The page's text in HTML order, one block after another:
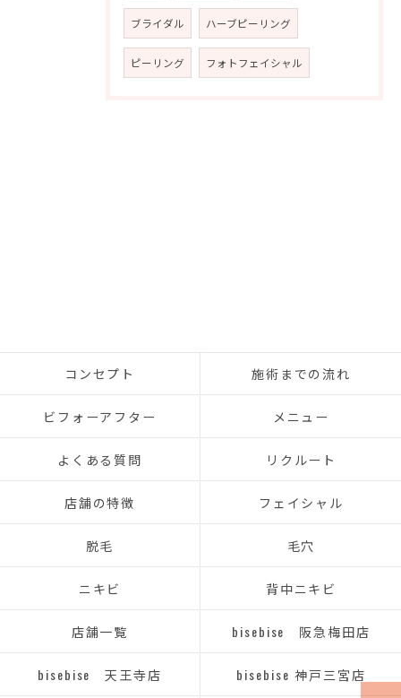
ブライダル ハーブピーリング
ピーリング フォトフェイシャル
コンセプト 施術までの流れ
ビフォーアフター メニュー
よくある質問 リクルート
店舗の特徴 フェイシャル
脱毛 毛穴
ニキビ 背中ニキビ
店舗一覧 bisebise 阪急梅田店
bisebise 天王寺店 bisebise 神戸三宮店